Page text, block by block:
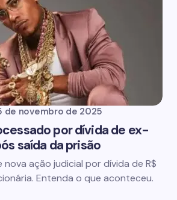
de novembro de 2025
por dívida de ex-
saída da prisão
nova ação judicial por dívida de R$
Entenda o que aconteceu.